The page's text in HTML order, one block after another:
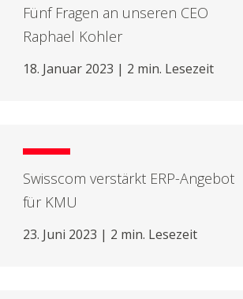
Fünf Fragen an unseren CEO
Raphael Kohler
18. Januar 2023 | 2 min. Lesezeit
Swisscom verstärkt ERP-Angebot
für KMU
23. Juni 2023 | 2 min. Lesezeit